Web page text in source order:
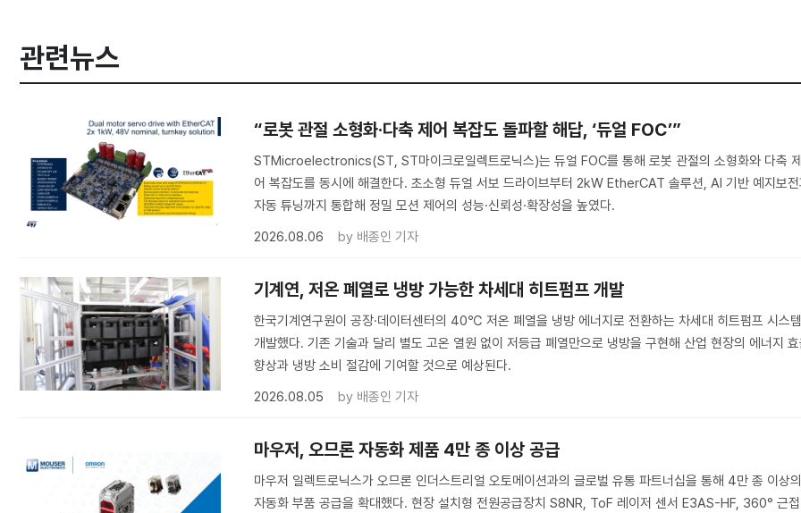
관련뉴스
“로봇 관절 소형화·다축 제어 복잡도 돌파할 해답, ‘듀얼 FOC’”
STMicroelectronics(ST, ST마이크로일렉트로닉스)는 듀얼 FOC를 통해 로봇 관절의 소형화와 다축
어 복잡도를 동시에 해결한다. 초소형 듀얼 서보 드라이브부터 2kW EtherCAT 솔루션, AI 기반 예지보
자동 튜닝까지 통합해 정밀 모션 제어의 성능·신뢰성·확장성을 높였다.
2026.08.06
by 배종인 기자
기계연, 저온 폐열로 냉방 가능한 차세대 히트펌프 개발
한국기계연구원이 공장·데이터센터의 40℃ 저온 폐열을 냉방 에너지로 전환하는 차세대 히트펌프 시스
개발했다. 기존 기술과 달리 별도 고온 열원 없이 저등급 폐열만으로 냉방을 구현해 산업 현장의 에너지
향상과 냉방 소비 절감에 기여할 것으로 예상된다.
2026.08.05
by 배종인 기자
마우저, 오므론 자동화 제품 4만 종 이상 공급
마우저 일렉트로닉스가 오므론 인더스트리얼 오토메이션과의 글로벌 유통 파트너십을 통해 4만 종 이상
자동화 부품 공급을 확대했다. 현장 설치형 전원공급장치 S8NR, ToF 레이저 센서 E3AS-HF, 360° 근접